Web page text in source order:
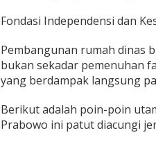
r
h
I
n
n
e
Fondasi Independensi dan
Pembangunan rumah dinas
bukan sekadar pemenuhan
yang berdampak langsung
Berikut adalah poin-poin
Prabowo ini patut diacungi